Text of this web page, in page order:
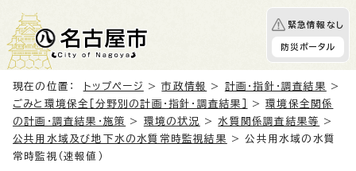
緊急情報なし
防災ポータル
現在の位置： トップページ >市政情報 > 計画・指針・調査結果
>
ごみと環境保全［分野別の計画・指針・調査結果］
>環境保全関係
の計画・調査結果・施策
> 環境の状況 >水質関係調査結果等
>
公共用水域及び地下水の水質常時監視結果
> 公共用水域の水質
常時監視（速報値）